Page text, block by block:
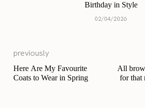
Birthday in Style
02/04/2026
previously
Here Are My Favourite
Coats to Wear in Spring
All
for that